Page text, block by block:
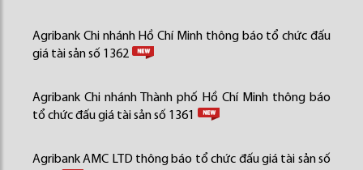
Agribank Chi nhánh Hồ Chí Minh thông báo tổ chức đấu
giá tài sản số 1362
Agribank Chi nhánh Thành phố Hồ Chí Minh thông báo
tổ chức đấu giá tài sản số 1361
Agribank AMC LTD thông báo tổ chức đấu giá tài sản số